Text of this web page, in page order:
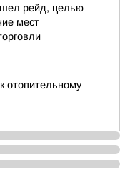
рейд, целью
мест
отопительному